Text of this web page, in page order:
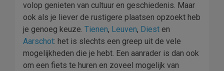
volop genieten van cultuur en geschiedenis. Maar
ook als je liever de rustigere plaatsen opzoekt heb
je genoeg keuze. Tienen, Leuven, Diest en
Aarschot: het is slechts een greep uit de vele
mogelijkheden die je hebt. Een aanrader is dan ook
om een fiets te huren en zoveel mogelijk van